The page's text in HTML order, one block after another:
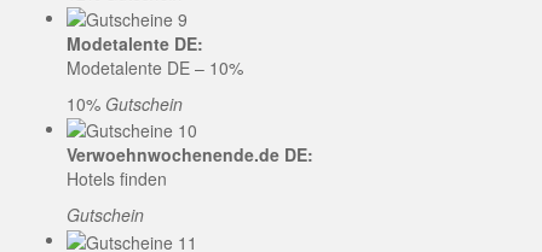
Modetalente DE:
Modetalente DE – 10%
10% Gutschein
Verwoehnwochenende.de DE:
Hotels finden
Gutschein